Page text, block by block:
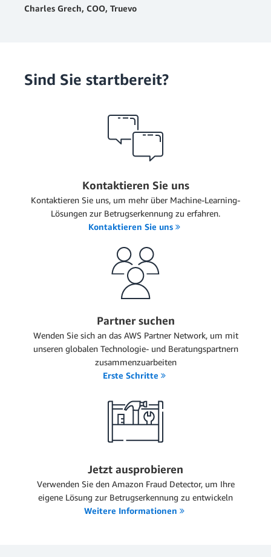
Charles Grech, COO, Truevo
Sind Sie startbereit?
Kontaktieren Sie uns
Kontaktieren Sie uns, um mehr über Machine-Learning-
Lösungen zur Betrugserkennung zu erfahren.
Kontaktieren Sie uns
Partner suchen
Wenden Sie sich an das AWS Partner Network, um mit
unseren globalen Technologie- und Beratungspartnern
zusammenzuarbeiten
Erste Schritte
Jetzt ausprobieren
Verwenden Sie den Amazon Fraud Detector, um Ihre
eigene Lösung zur Betrugserkennung zu entwickeln
Weitere Informationen